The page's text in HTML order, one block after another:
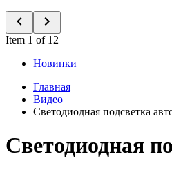
Item 1 of 12
Новинки
Главная
Видео
Светодиодная подсветка
Светодиодная